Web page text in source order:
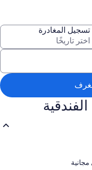
request. The fenced yard
large groups of people,
تسجيل المغادرة